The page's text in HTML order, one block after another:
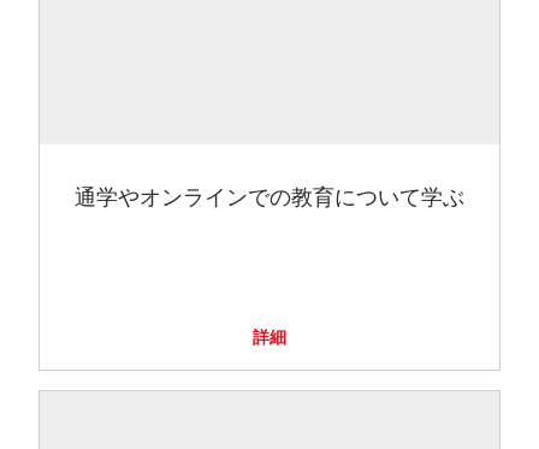
通学やオンラインでの教育について学ぶ
詳細